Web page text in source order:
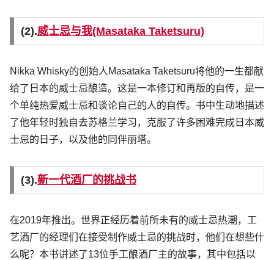
(2).威士忌与我(Masataka Taketsuru)
Nikka Whisky的创始人Masataka Taketsuru将他的一生都献
给了日本的威士忌酿造。这是一本修订和再版的自传，是一
个单纯热爱威士忌和谈论自己的人的自传。书中生动地描述
了他年轻时独自去苏格兰学习，克服了许多困难完成日本威
士忌的日子，以及他的同伴丽塔。
(3).新一代酒厂的挑战书
在2019年推出。世界正经历着前所未有的威士忌热潮，工
艺酒厂的经理们在接受制作威士忌的挑战时，他们在想些什
么呢？本书讲述了13位手工酿酒厂主的故事，其中包括以